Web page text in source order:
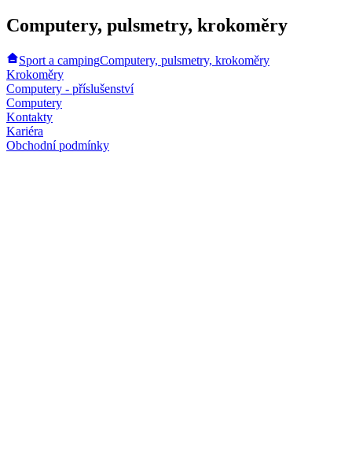
Computery, pulsmetry, krokoměry
Sport a campingComputery, pulsmetry, krokoměry
Krokoměry
Computery - příslušenství
Computery
Kontakty
Kariéra
Obchodní podmínky